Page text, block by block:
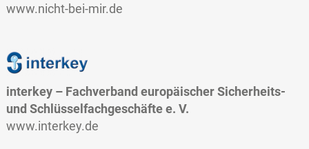
www.nicht-bei-mir.de
interkey –Fachverband europäischer Sicherheits-
und Schlüsselfachgeschäfte e. V.
www.interkey.de